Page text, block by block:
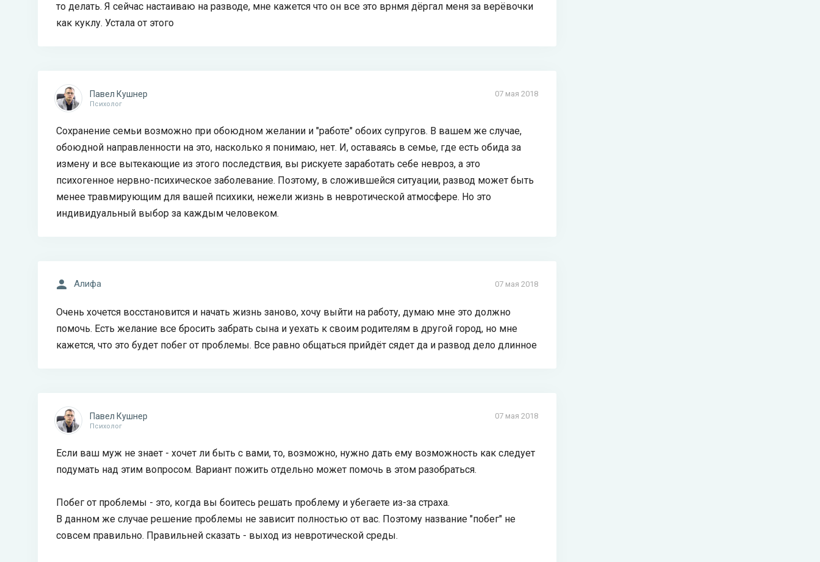
то делать. Я сейчас настаиваю на разводе, мне кажется что он все это врнмя дёргал меня за верёвочки
как куклу. Устала от этого
07 мая 2018
Павел Кушнер
Психолог
Сохранение семьи возможно при обоюдном желании и "работе" обоих супругов. В вашем же случае,
обоюдной направленности на это, насколько я понимаю, нет. И, оставаясь в семье, где есть обида за
измену и все вытекающие из этого последствия, вы рискуете заработать себе невроз, а это
психогенное нервно-психическое заболевание. Поэтому, в сложившейся ситуации, развод может быть
менее травмирующим для вашей психики, нежели жизнь в невротической атмосфере. Но это
индивидуальный выбор за каждым человеком.
07 мая 2018
Алифа
Очень хочется восстановится и начать жизнь заново, хочу выйти на работу, думаю мне это должно
помочь. Есть желание все бросить забрать сына и уехать к своим родителям в другой город, но мне
кажется, что это будет побег от проблемы. Все равно общаться прийдёт сядет да и развод дело длинное
07 мая 2018
Павел Кушнер
Психолог
Если ваш муж не знает - хочет ли быть с вами, то, возможно, нужно дать ему возможность как следует
подумать над этим вопросом. Вариант пожить отдельно может помочь в этом разобраться.
Побег от проблемы - это, когда вы боитесь решать проблему и убегаете из-за страха.
В данном же случае решение проблемы не зависит полностью от вас. Поэтому название "побег" не
совсем правильно. Правильней сказать - выход из невротической среды.